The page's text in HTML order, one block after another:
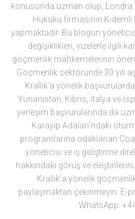
konusunda uzman olup,
Hukuku firmasının
yapmaktadır. Bu blogun
değişiklikleri, vizelerle ilgili
göçmenlik mahkemelerinin
Göçmenlik sektöründe 30 yılı
Krallık’a yönelik
Yunanistan, Kıbrıs, İtalya ve
yerleşim başvurularında da
Karayip Adaları’ndaki
programlarına odaklanan
yöneticisi ve iş geliştirme
hakkındaki görüş ve
Krallık’a yönelik
paylaşmaktan çekinmeyin. E-
WhatsApp: